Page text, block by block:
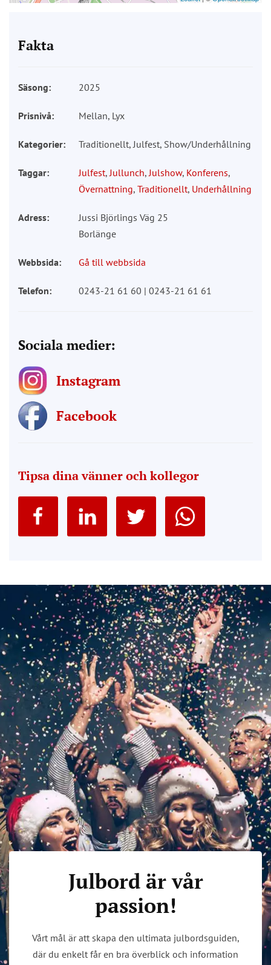
Fakta
Säsong: 2025
Prisnivå: Mellan, Lyx
Kategorier: Traditionellt, Julfest, Show/Underhållning
Taggar: Julfest, Jullunch, Julshow, Konferens,
Övernattning, Traditionellt, Underhållning
Adress:
Jussi Björlings Väg 25
Borlänge
Webbsida: Gå till webbsida
Telefon: 0243-21 61 60 | 0243-21 61 61
Sociala medier:
Instagram
Facebook
Tipsa dina vänner och kollegor
Julbord är vår
passion!
Vårt mål är att skapa den ultimata julbordsguiden,
där du enkelt får en bra överblick och information